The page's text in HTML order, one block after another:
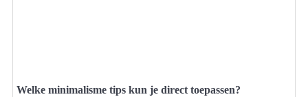
Welke minimalisme tips kun je direct toepassen?